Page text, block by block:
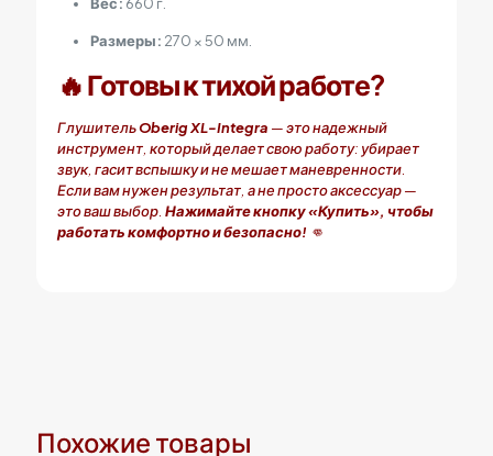
Размеры: 270 × 50 мм.
🔥 Готовы к тихой работе?
ГлушительOberig XL-Integra — это надежный
инструмент, который делает свою работу: убирает
звук, гасит вспышку и не мешает маневренности.
Если вам нужен результат, а не просто аксессуар —
это ваш выбор. Нажимайте кнопку «Купить», чтобы
работать комфортно и безопасно! 👊
Похожие товары